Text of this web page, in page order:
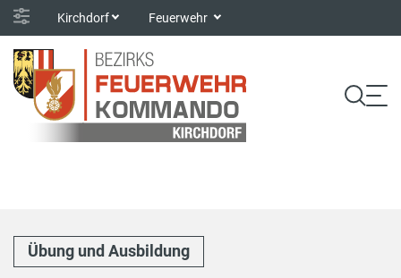
Kirchdorf Feuerwehr
Übung und Ausbildung